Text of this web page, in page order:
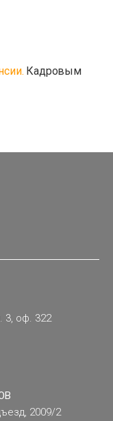
Кадровым
3, оф. 322
2009/2